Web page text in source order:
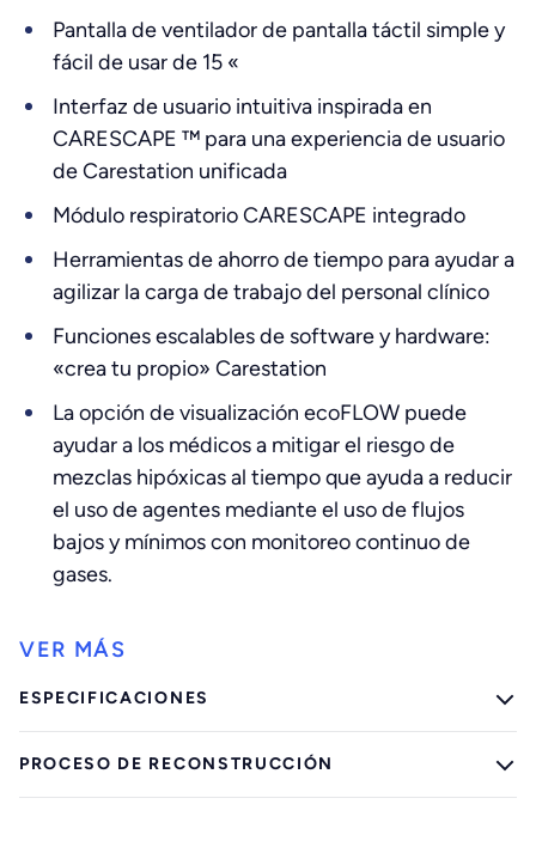
Pantalla de ventilador de pantalla táctil simple y
fácil de usar de 15 «
Interfaz de usuario intuitiva inspirada en
CARESCAPE ™ para una experiencia de usuario
de Carestation unificada
Módulo respiratorio CARESCAPE integrado
Herramientas de ahorro de tiempo para ayudar a
agilizar la carga de trabajo del personal clínico
Funciones escalables de software y hardware:
«crea tu propio» Carestation
La opción de visualización ecoFLOW puede
ayudar a los médicos a mitigar el riesgo de
mezclas hipóxicas al tiempo que ayuda a reducir
el uso de agentes mediante el uso de flujos
bajos y mínimos con monitoreo continuo de
gases.
ESPECIFICACIONES
PROCESO DE RECONSTRUCCIÓN